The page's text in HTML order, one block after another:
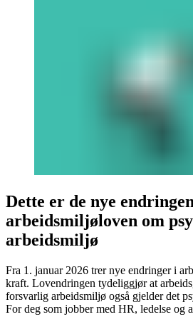
Dette er de nye
arbeidsmiljøloven om
arbeidsmiljø
Fra 1. januar 2026 trer nye endringer i
kraft. Lovendringen tydeliggjør at
forsvarlig arbeidsmiljø også gjelder det
For deg som jobber med HR, ledelse og